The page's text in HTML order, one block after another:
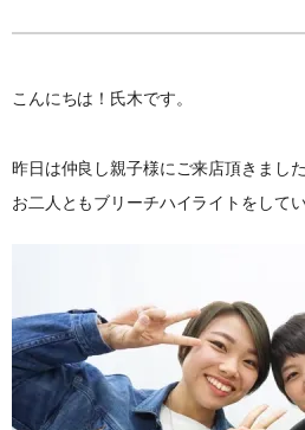
こんにちは！氏木です。
昨日は仲良し親子様にご来店頂きまし
お二人ともブリーチハイライトをして